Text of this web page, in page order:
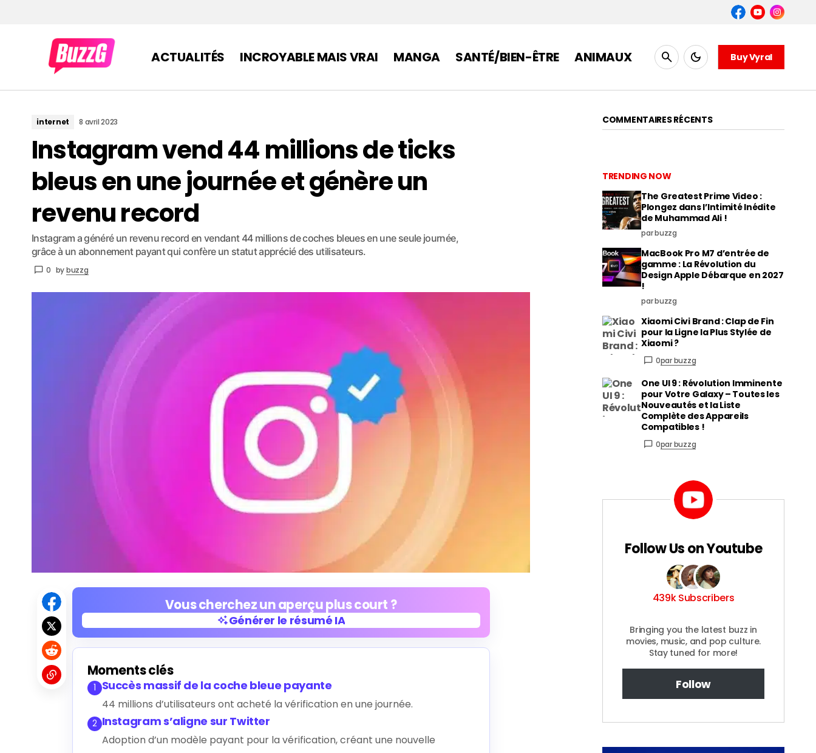
ACTUALITÉS INCROYABLE MAIS VRAI MANGA SANTÉ/BIEN-ÊTRE ANIMAUX Buy Vyral
internet 8 avril 2023
Instagram vend 44 millions de ticks
bleus en une journée et génère un
revenu record
Instagram a généré un revenu record en vendant 44 millions de coches bleues en une seule journée,
grâce à un abonnement payant qui confère un statut apprécié des utilisateurs.
0 bybuzzg
Vous cherchez un aperçu plus court ?
Générer le résumé IA
Moments clés
1 Succès massif de la coche bleue payante
44 millions d’utilisateurs ont acheté la vérification en une journée.
2 Instagram s’aligne sur Twitter
Adoption d’un modèle payant pour la vérification, créant une nouvelle
COMMENTAIRES RÉCENTS
TRENDING NOW
The Greatest Prime Video :
Plongez dans l’Intimité Inédite
de Muhammad Ali !
par buzzg
MacBook Pro M7 d’entrée de
gamme : La Révolution du
Design Apple Débarque en 2027
!
par buzzg
Xiaomi Civi Brand : Clap de Fin
pour la Ligne la Plus Stylée de
Xiaomi ?
0par buzzg
One UI 9 : Révolution Imminente
pour Votre Galaxy – Toutes les
Nouveautés et la Liste
Complète des Appareils
Compatibles !
0par buzzg
Follow Us on Youtube
439k Subscribers
Bringing you the latest buzz in
movies, music, and pop culture.
Stay tuned for more!
Follow